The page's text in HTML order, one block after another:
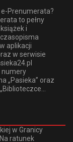
Prenumerata?
to pełny
i
aplikacji
w serwisie
numery
„Pasieka” oraz
w Granicy
ratunek